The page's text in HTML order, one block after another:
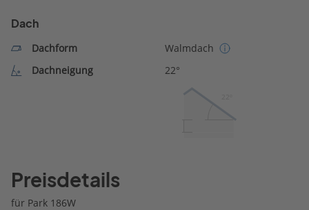
Dach
Dachform
Walmdach
Dachneigung
22°
Preisdetails
für Park 186W